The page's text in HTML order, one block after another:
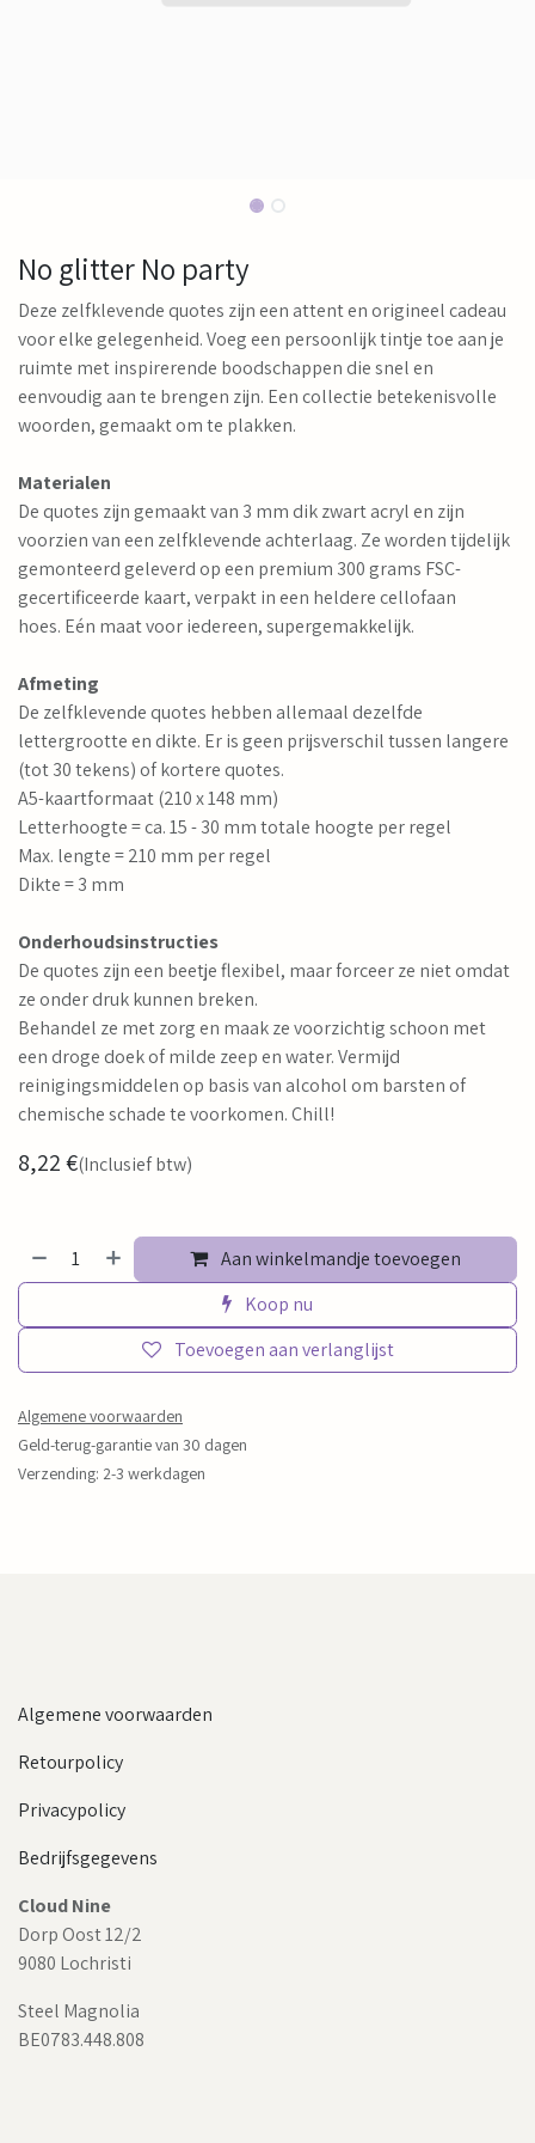
No glitter No party
Deze zelfklevende quotes zijn een attent en origineel cadeau
voor elke gelegenheid. Voeg een persoonlijk tintje toe aan je
ruimte met inspirerende boodschappen die snel en
eenvoudig aan te brengen zijn. Een collectie betekenisvolle
woorden, gemaakt om te plakken.
Materialen
De quotes zijn gemaakt van 3 mm dik zwart acryl en zijn
voorzien van een zelfklevende achterlaag. Ze worden tijdelijk
gemonteerd geleverd op een premium 300 grams FSC-
gecertificeerde kaart, verpakt in een heldere cellofaan
hoes. Eén maat voor iedereen, supergemakkelijk.
Afmeting
De zelfklevende quotes hebben allemaal dezelfde
lettergrootte en dikte. Er is geen prijsverschil tussen langere
(tot 30 tekens) of kortere quotes.
A5-kaartformaat (210 x 148 mm)
Letterhoogte = ca. 15 - 30 mm totale hoogte per regel
Max. lengte = 210 mm per regel
Dikte = 3 mm
Onderhoudsinstructies
De quotes zijn een beetje flexibel, maar forceer ze niet omdat
ze onder druk kunnen breken.
Behandel ze met zorg en maak ze voorzichtig schoon met
een droge doek of milde zeep en water. Vermijd
reinigingsmiddelen op basis van alcohol om barsten of
chemische schade te voorkomen. Chill!
8,22€(Inclusief btw)
Aan winkelmandje toevoegen
Koop nu
Toevoegen aan verlanglijst
Algemene voorwaarden
Geld-terug-garantie van 30 dagen
Verzending: 2-3 werkdagen
Algemene voorwaarden
Retourpolicy
Privacypolicy
Bedrijfsgegevens
Cloud Nine
Dorp Oost 12/2
9080 Lochristi
Steel Magnolia
BE0783.448.808